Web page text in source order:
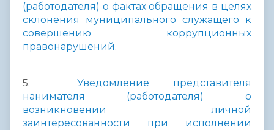
(работодателя) о фактах обращения в целях
склонения муниципального служащего к
совершению коррупционных
правонарушений.
5.Уведомление представителя
нанимателя (работодателя) о
возникновении личной
заинтересованности при исполнении